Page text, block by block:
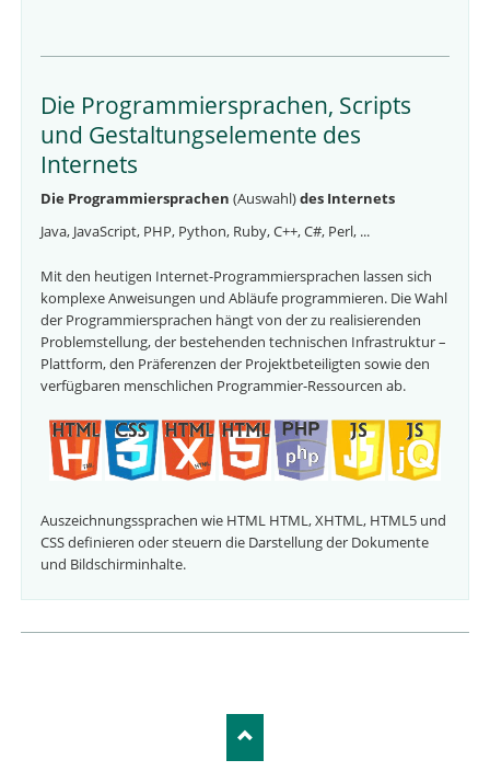
Die Programmiersprachen, Scripts
und Gestaltungselemente des
Internets
Die Programmiersprachen (Auswahl)des Internets
Java, JavaScript, PHP, Python, Ruby, C++, C#, Perl, ...
Mit den heutigen Internet-Programmiersprachen lassen sich
komplexe Anweisungen und Abläufe programmieren. Die Wahl
der Programmiersprachen hängt von der zu realisierenden
Problemstellung, der bestehenden technischen Infrastruktur –
Plattform, den Präferenzen der Projektbeteiligten sowie den
verfügbaren menschlichen Programmier-Ressourcen ab.
Auszeichnungssprachen wie HTML HTML, XHTML, HTML5 und
CSS definieren oder steuern die Darstellung der Dokumente
und Bildschirminhalte.